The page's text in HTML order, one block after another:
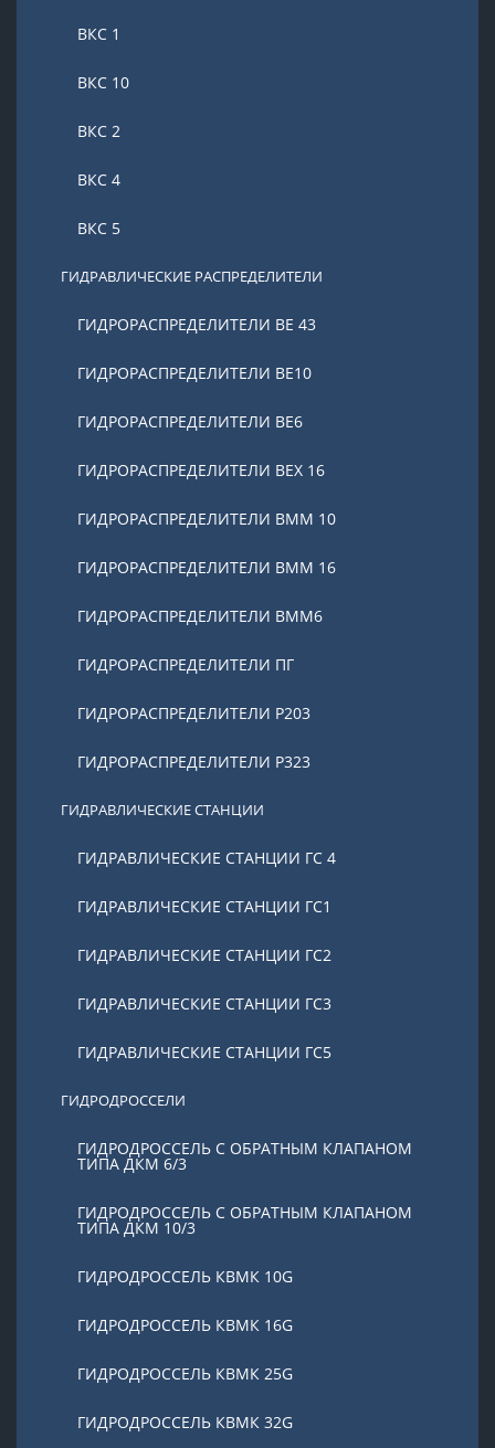
ВКС 1
ВКС 10
ВКС 2
ВКС 4
ВКС 5
ГИДРАВЛИЧЕСКИЕ РАСПРЕДЕЛИТЕЛИ
ГИДРОРАСПРЕДЕЛИТЕЛИ ВЕ 43
ГИДРОРАСПРЕДЕЛИТЕЛИ ВЕ10
ГИДРОРАСПРЕДЕЛИТЕЛИ ВЕ6
ГИДРОРАСПРЕДЕЛИТЕЛИ ВЕХ 16
ГИДРОРАСПРЕДЕЛИТЕЛИ ВММ 10
ГИДРОРАСПРЕДЕЛИТЕЛИ ВММ 16
ГИДРОРАСПРЕДЕЛИТЕЛИ ВММ6
ГИДРОРАСПРЕДЕЛИТЕЛИ ПГ
ГИДРОРАСПРЕДЕЛИТЕЛИ Р203
ГИДРОРАСПРЕДЕЛИТЕЛИ Р323
ГИДРАВЛИЧЕСКИЕ СТАНЦИИ
ГИДРАВЛИЧЕСКИЕ СТАНЦИИ ГС 4
ГИДРАВЛИЧЕСКИЕ СТАНЦИИ ГС1
ГИДРАВЛИЧЕСКИЕ СТАНЦИИ ГС2
ГИДРАВЛИЧЕСКИЕ СТАНЦИИ ГС3
ГИДРАВЛИЧЕСКИЕ СТАНЦИИ ГС5
ГИДРОДРОССЕЛИ
ГИДРОДРОССЕЛЬ С ОБРАТНЫМ КЛАПАНОМ
ТИПА ДКМ 6/3
ГИДРОДРОССЕЛЬ С ОБРАТНЫМ КЛАПАНОМ
ТИПА ДКМ 10/3
ГИДРОДРОССЕЛЬ КВМК 10G
ГИДРОДРОССЕЛЬ КВМК 16G
ГИДРОДРОССЕЛЬ КВМК 25G
ГИДРОДРОССЕЛЬ КВМК 32G